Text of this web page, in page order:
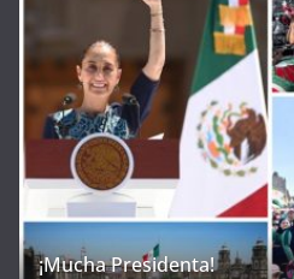
¡Mucha Presidenta!